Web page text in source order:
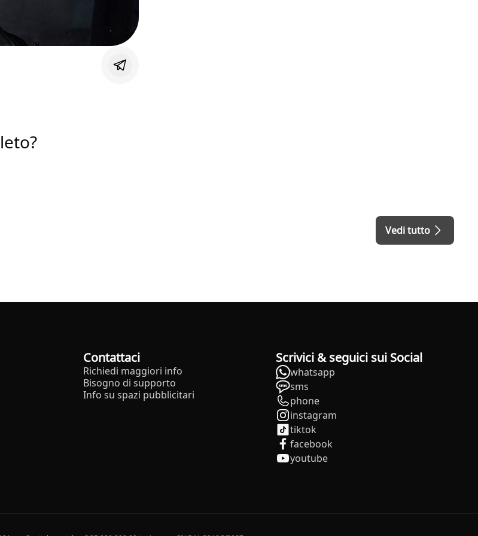
Vedi tutto
Contattaci
Richiedi maggiori info
Bisogno di supporto
Info su spazi pubblicitari
Scrivici & seguici sui Social
whatsapp
sms
phone
instagram
tiktok
facebook
youtube